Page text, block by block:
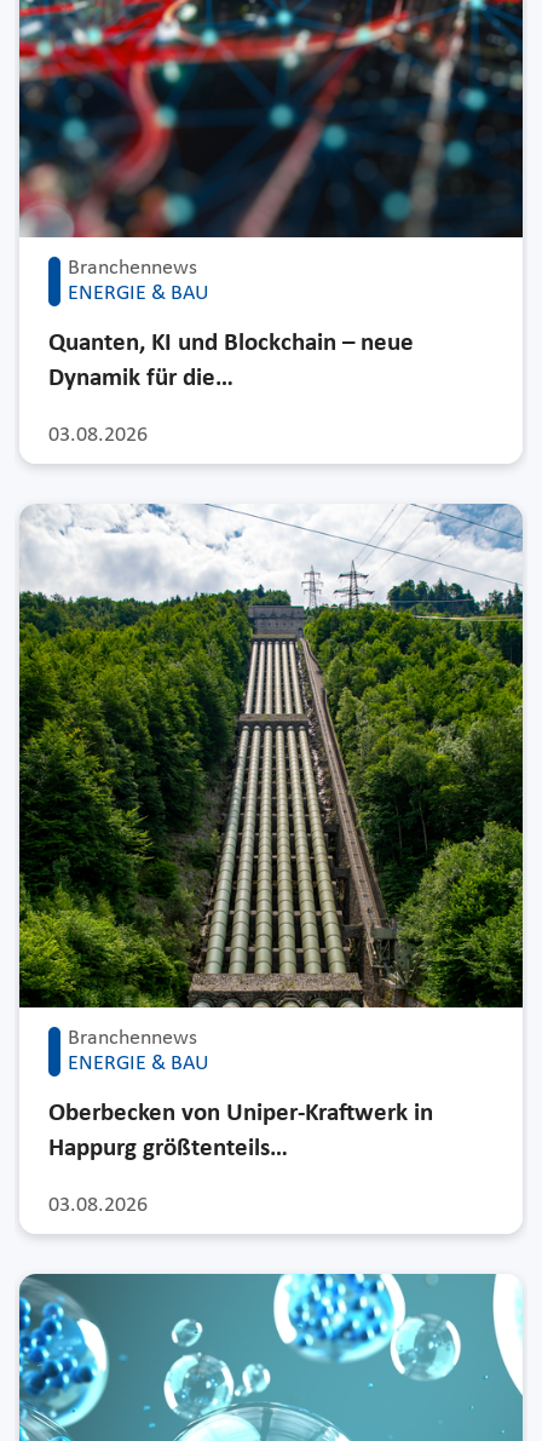
Branchennews
ENERGIE & BAU
03.08.2026
Quanten, KI und Blockchain – neue
Dynamik für die…
Branchennews
ENERGIE & BAU
03.08.2026
Oberbecken von Uniper-Kraftwerk in
Happurg größtenteils…